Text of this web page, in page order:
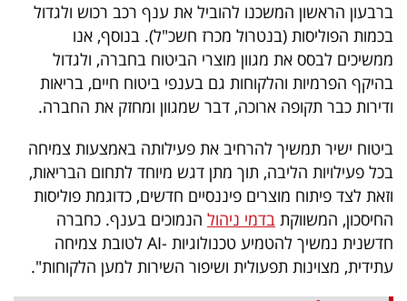
ברבעון הראשון המשכנו להוביל את ענף רכב רכוש ולגדול
בכמות הפוליסות (בנטרול מכרז חשכ"ל). בנוסף, אנו
ממשיכים לבסס את מגוון מוצרי הביטוח בחברה, ולגדול
בהיקף הפרמיות והלקוחות גם בענפי ביטוח חיים, בריאות
ודירות כבר תקופה ארוכה, דבר שמגוון ומחזק את החברה.
ביטוח ישיר תמשיך להרחיב את פעילותה באמצעות צמיחה
בכל פעילויות הליבה, תוך מתן דגש מיוחד לתחום הבריאות,
וזאת לצד פיתוח מוצרים פיננסיים חדשים, כדוגמת פוליסות
החיסכון, המשווקת בדמי ניהול הנמוכים בענף. כחברה
חדשנית נמשיך להטמיע טכנולוגיות -AI לטובת צמיחה
עתידית, מצוינות תפעולית ושיפור השירות למען הלקוחות".